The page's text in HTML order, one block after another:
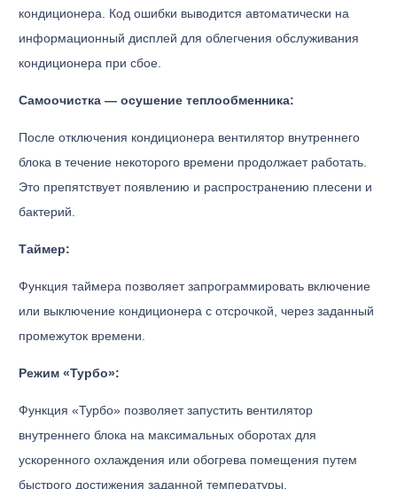
кондиционера. Код ошибки выводится автоматически на
информационный дисплей для облегчения обслуживания
кондиционера при сбое.
Самоочистка — осушение теплообменника:
После отключения кондиционера вентилятор внутреннего
блока в течение некоторого времени продолжает работать.
Это препятствует появлению и распространению плесени и
бактерий.
Таймер:
Функция таймера позволяет запрограммировать включение
или выключение кондиционера с отсрочкой, через заданный
промежуток времени.
Режим «Турбо»:
Функция «Турбо» позволяет запустить вентилятор
внутреннего блока на максимальных оборотах для
ускоренного охлаждения или обогрева помещения путем
быстрого достижения заданной температуры.